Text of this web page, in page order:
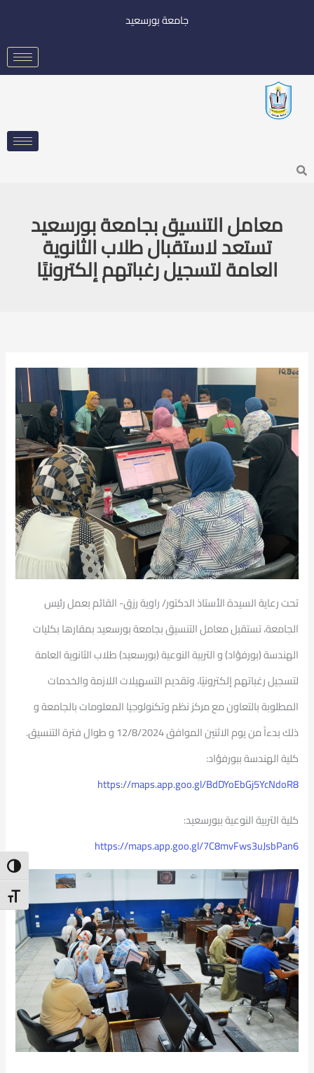
Size
جامعة بورسعيد
Search
معامل التنسيق بجامعة بورسعيد
تستعد لاستقبال طلاب الثانوية
العامة لتسجيل رغباتهم إلكترونيًا
تحت رعاية السيدة الأستاذ الدكتور/ راوية رزق- القائم بعمل رئيس
الجامعة، تستقبل معامل التنسيق بجامعة بورسعيد بمقارها بكليات
الهندسة (بورفؤاد) و التربية النوعية (بورسعيد) طلاب الثانوية العامة
لتسجيل رغباتهم إلكترونيًا، وتقديم التسهيلات اللازمة والخدمات
المطلوبة بالتعاون مع مركز نظم وتكنولوجيا المعلومات بالجامعة و
ذلك بدءاً من يوم الاثنين الموافق 12/8/2024 و طوال فترة التنسيق.
كلية الهندسة ببورفؤاد:
https://maps.app.goo.gl/BdDYoEbGj5YcNdoR8
كلية التربية النوعية ببورسعيد:
https://maps.app.goo.gl/7C8mvFws3uJsbPan6